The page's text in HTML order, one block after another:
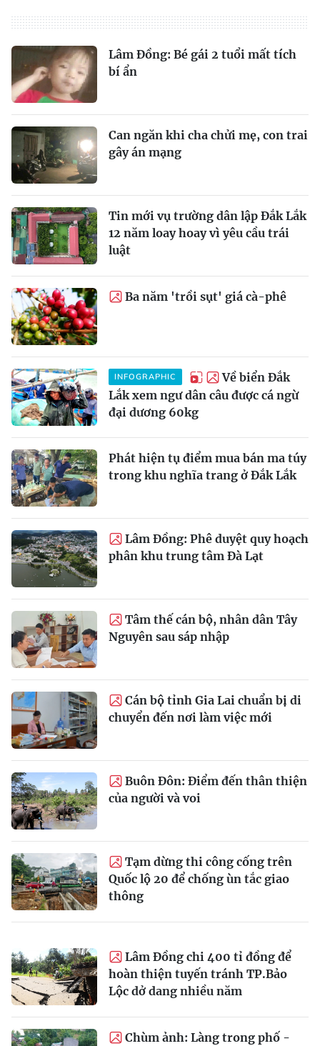
Lâm Đồng: Bé gái 2 tuổi mất tích
bí ẩn
Can ngăn khi cha chửi mẹ, con trai
gây án mạng
Tin mới vụ trường dân lập Đắk Lắk
12 năm loay hoay vì yêu cầu trái
luật
Ba năm 'trồi sụt' giá cà-phê
INFOGRAPHIC
Về biển Đắk
Lắk xem ngư dân câu được cá ngừ
đại dương 60kg
Phát hiện tụ điểm mua bán ma túy
trong khu nghĩa trang ở Đắk Lắk
Lâm Đồng: Phê duyệt quy hoạch
phân khu trung tâm Đà Lạt
Tâm thế cán bộ, nhân dân Tây
Nguyên sau sáp nhập
Cán bộ tỉnh Gia Lai chuẩn bị di
chuyển đến nơi làm việc mới
Buôn Đôn: Điểm đến thân thiện
của người và voi
Tạm dừng thi công cống trên
Quốc lộ 20 để chống ùn tắc giao
thông
Lâm Đồng chi 400 tỉ đồng để
hoàn thiện tuyến tránh TP.Bảo
Lộc dở dang nhiều năm
Chùm ảnh: Làng trong phố -